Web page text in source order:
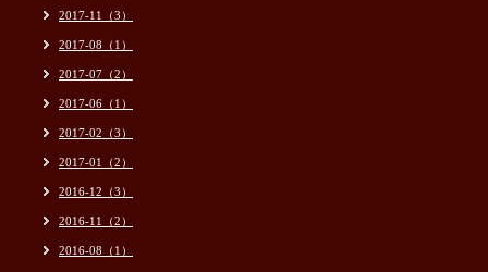
2017-11（3）
2017-08（1）
2017-07（2）
2017-06（1）
2017-02（3）
2017-01（2）
2016-12（3）
2016-11（2）
2016-08（1）